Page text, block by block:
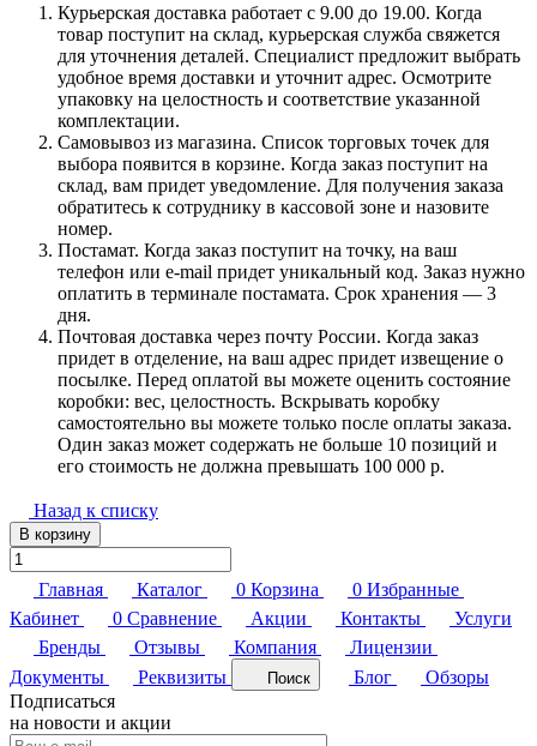
Курьерская доставка работает с 9.00 до 19.00. Когда
товар поступит на склад, курьерская служба свяжется
для уточнения деталей. Специалист предложит выбрать
удобное время доставки и уточнит адрес. Осмотрите
упаковку на целостность и соответствие указанной
комплектации.
Самовывоз из магазина. Список торговых точек для
выбора появится в корзине. Когда заказ поступит на
склад, вам придет уведомление. Для получения заказа
обратитесь к сотруднику в кассовой зоне и назовите
номер.
Постамат. Когда заказ поступит на точку, на ваш
телефон или e-mail придет уникальный код. Заказ нужно
оплатить в терминале постамата. Срок хранения — 3
дня.
Почтовая доставка через почту России. Когда заказ
придет в отделение, на ваш адрес придет извещение о
посылке. Перед оплатой вы можете оценить состояние
коробки: вес, целостность. Вскрывать коробку
самостоятельно вы можете только после оплаты заказа.
Один заказ может содержать не больше 10 позиций и
его стоимость не должна превышать 100 000 р.
Назад к списку
В корзину
Главная Каталог 0 Корзина 0 Избранные
Кабинет
0 Сравнение Акции Контакты
Услуги
Бренды
Отзывы Компания
Лицензии
Документы
Реквизиты Поиск Блог
Обзоры
Подписаться
на новости и акции